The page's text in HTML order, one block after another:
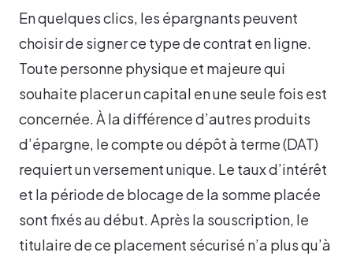
En quelques clics, les épargnants peuvent
choisir de signer ce type de contrat en ligne.
Toute personne physique et majeure qui
souhaite placer un capital en une seule fois est
concernée. À la différence d’autres produits
d’épargne, le compte ou dépôt à terme (DAT)
requiert un versement unique. Le taux d’intérêt
et la période de blocage de la somme placée
sont fixés au début. Après la souscription, le
titulaire de ce placement sécurisé n’a plus qu’à